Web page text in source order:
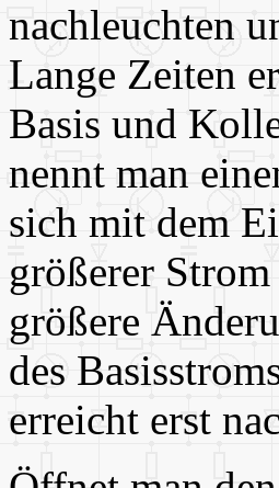
nachleuchten
Lange Zeiten
Basis und
nennt man
sich mit dem
größerer
größere
des
erreicht erst